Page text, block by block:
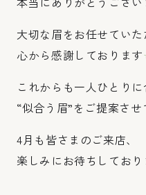
大切な眉をお任せていた
心から感謝しております
これからも一人ひとり
“似合う眉”をご提案さ
4月も皆さまのご来店、
楽しみにお待ちしており